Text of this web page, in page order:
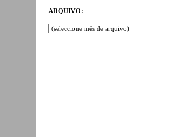
ARQUIVO: